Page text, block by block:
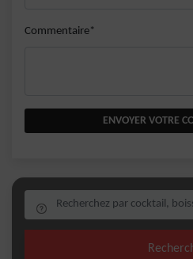
Commentaire*
ENVOYER VOTRE